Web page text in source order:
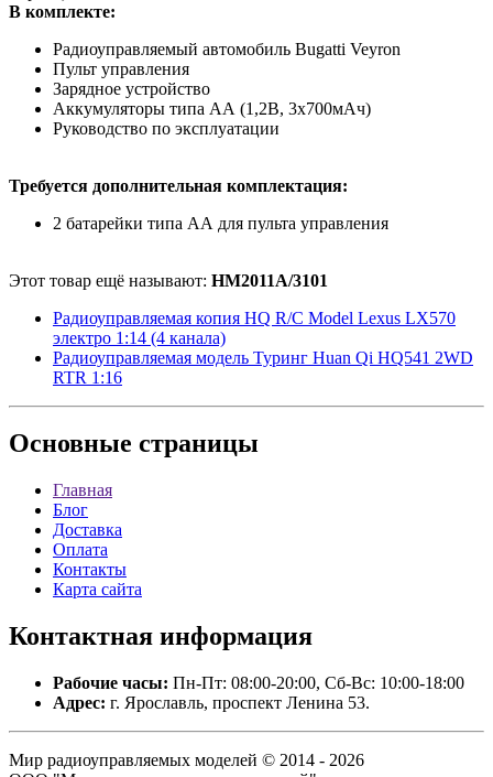
В комплекте:
Радиоуправляемый автомобиль Bugatti Veyron
Пульт управления
Зарядное устройство
Аккумуляторы типа АА (1,2В, 3x700мАч)
Руководство по эксплуатации
Требуется дополнительная комплектация:
2 батарейки типа АА для пульта управления
Этот товар ещё называют: HM2011A/3101
Радиоуправляемая копия HQ R/C Model Lexus LX570
электро 1:14 (4 канала)
Радиоуправляемая модель Туринг Huan Qi HQ541 2WD
RTR 1:16
Основные страницы
Главная
Блог
Доставка
Оплата
Контакты
Карта сайта
Контактная информация
Рабочие часы: Пн-Пт: 08:00-20:00, Сб-Вс: 10:00-18:00
Адрес: г. Ярославль, проспект Ленина 53.
Мир радиоуправляемых моделей © 2014 - 2026